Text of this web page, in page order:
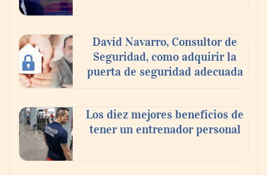
‘El ransomware se puede vencer. No
David Navarro, Consultor de
Seguridad, como adquirir la
puerta de seguridad adecuada
Los diez mejores beneficios de
tener un entrenador personal